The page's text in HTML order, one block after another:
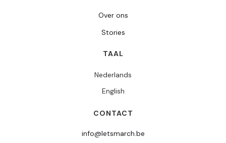
Over ons
Stories
TAAL
Nederlands
English
CONTACT
info@letsmarch.be